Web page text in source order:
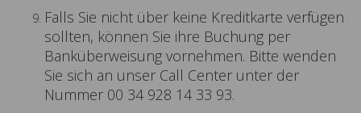
Falls Sie nicht über keine Kreditkarte verfügen
sollten, können Sie ihre Buchung per
Banküberweisung vornehmen. Bitte wenden
Sie sich an unser Call Center unter der
Nummer 00 34 928 14 33 93.